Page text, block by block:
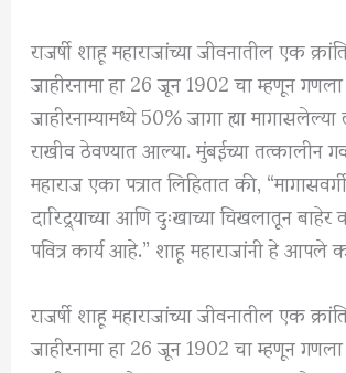
राजर्षी शाहू महाराजांच्या जीवनातील एक
जाहीरनामा हा 26 जून 1902 चा म्हणून
जाहीरनाम्यामध्ये 50% जागा ह्या
राखीव ठेवण्यात आल्या. मुंबईच्या तत्कालीन
महाराज एका पत्रात लिहितात की,
दारिद्र्याच्या आणि दुःखाच्या चिखलातून
पवित्र कार्य आहे.” शाहू महाराजांनी हे आपले
राजर्षी शाहू महाराजांच्या जीवनातील एक
जाहीरनामा हा 26 जून 1902 चा म्हणून